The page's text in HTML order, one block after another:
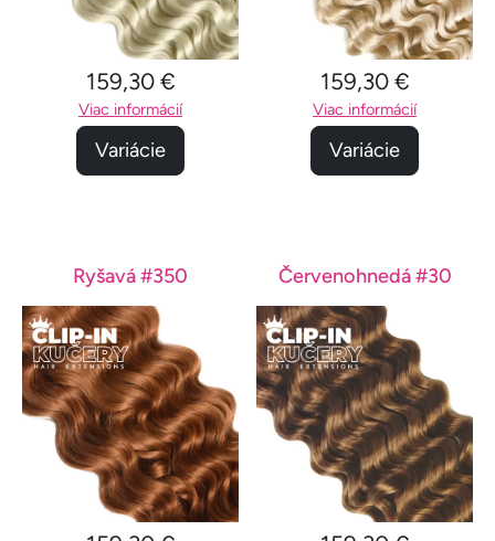
159,30 €
Viac informácií
Variácie
159,30 €
Viac informácií
Variácie
Ryšavá #350 Červenohnedá #30